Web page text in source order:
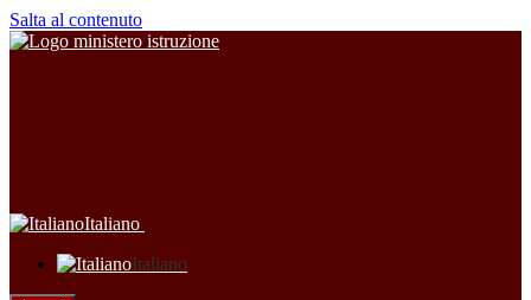
Salta al contenuto
Italiano
Italiano